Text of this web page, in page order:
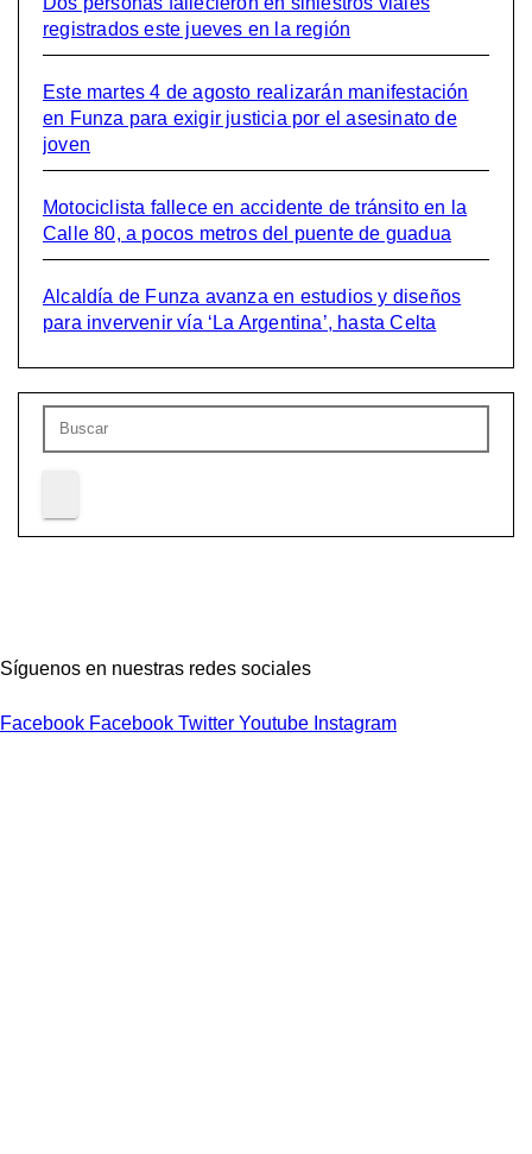
registrados este jueves en la región
Este martes 4 de agosto realizarán manifestación
en Funza para exigir justicia por el asesinato de
joven
Motociclista fallece en accidente de tránsito en la
Calle 80, a pocos metros del puente de guadua
Alcaldía de Funza avanza en estudios y diseños
para invervenir vía ‘La Argentina’, hasta Celta
Síguenos en nuestras redes sociales
Facebook Facebook Twitter Youtube Instagram